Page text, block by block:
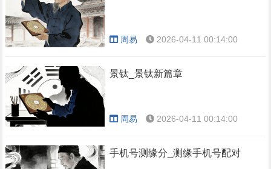
周易 2026-04-11 00:14:00
景钛_景钛新篇章
周易 2026-04-11 00:14:00
手机号测缘分_测缘手机号配对